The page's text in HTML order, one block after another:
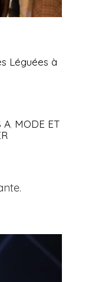
Léguées à
A, MODE ET